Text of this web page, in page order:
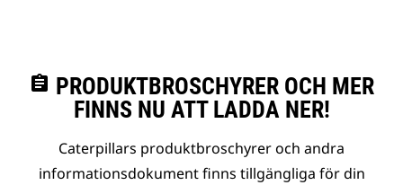
assignment PRODUKTBROSCHYRER OCH MER
FINNS NU ATT LADDA NER!
Caterpillars produktbroschyrer och andra
informationsdokument finns tillgängliga för din